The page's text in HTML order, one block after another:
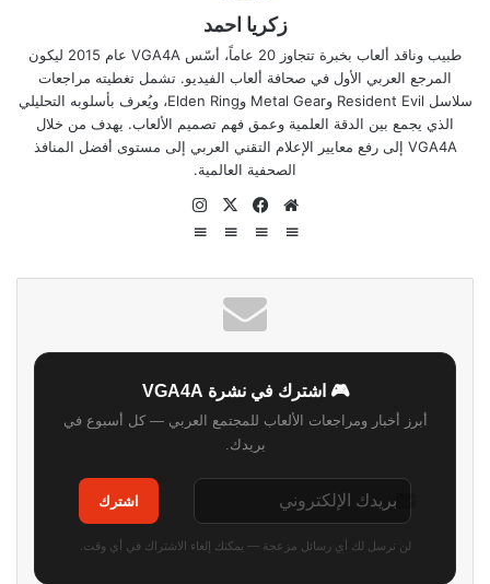
زكريا احمد
طبيب وناقد ألعاب بخبرة تتجاوز 20 عاماً، أسّس VGA4A عام 2015 ليكون
المرجع العربي الأول في صحافة ألعاب الفيديو. تشمل تغطيته مراجعات
سلاسل Resident Evil وMetal Gear وElden Ring، ويُعرف بأسلوبه التحليلي
الذي يجمع بين الدقة العلمية وعمق فهم تصميم الألعاب. يهدف من خلال
VGA4A إلى رفع معايير الإعلام التقني العربي إلى مستوى أفضل المنافذ
الصحفية العالمية.
موقع فيسبوك
‫X انستقرام
🎮 اشترك في نشرة VGA4A
أبرز أخبار ومراجعات الألعاب للمجتمع العربي — كل أسبوع في
بريدك.
اشترك
لن نرسل لك أي رسائل مزعجة — يمكنك إلغاء الاشتراك في أي وقت.